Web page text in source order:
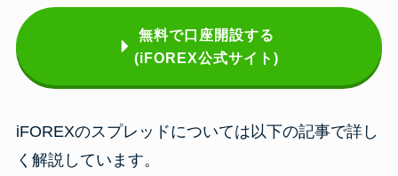
無料で口座開設する
(iFOREX公式サイト)
iFOREXのスプレッドについては以下の記事で詳し
く解説しています。